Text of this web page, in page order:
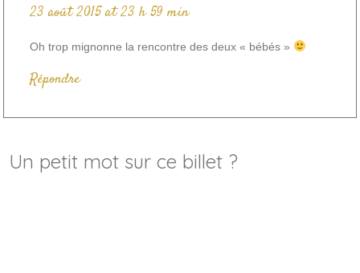
23 août 2015 at 23 h 59 min
Oh trop mignonne la rencontre des deux « bébés »
Répondre
Un petit mot sur ce billet ?